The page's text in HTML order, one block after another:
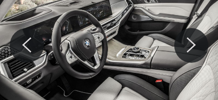
Reklama
Kontakt
© Motocaina.pl All rights reserved.